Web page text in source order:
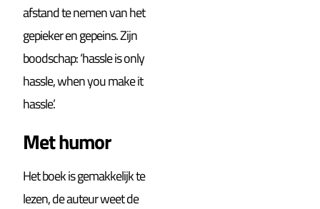
afstand te nemen van het
gepieker en gepeins. Zijn
boodschap: ‘hassle is only
hassle, when you make it
hassle’.
Met humor
Het boek is gemakkelijk te
lezen, de auteur weet de